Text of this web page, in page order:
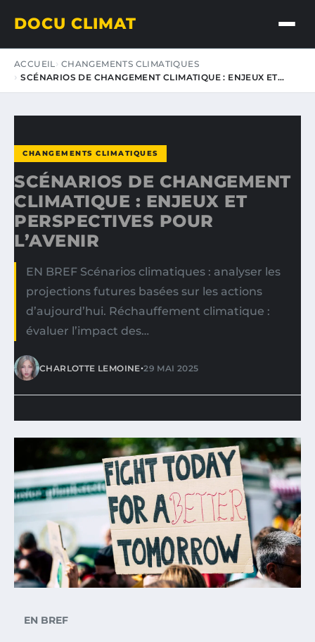
DOCU CLIMAT
ACCUEIL CHANGEMENTS CLIMATIQUES
SCÉNARIOS DE CHANGEMENT CLIMATIQUE : ENJEUX ET…
CHANGEMENTS CLIMATIQUES
SCÉNARIOS DE CHANGEMENT
CLIMATIQUE : ENJEUX ET
PERSPECTIVES POUR
L’AVENIR
EN BREF Scénarios climatiques : analyser les
projections futures basées sur les actions
d’aujourd’hui. Réchauffement climatique :
évaluer l’impact des…
CHARLOTTE LEMOINE•29 MAI 2025
EN BREF